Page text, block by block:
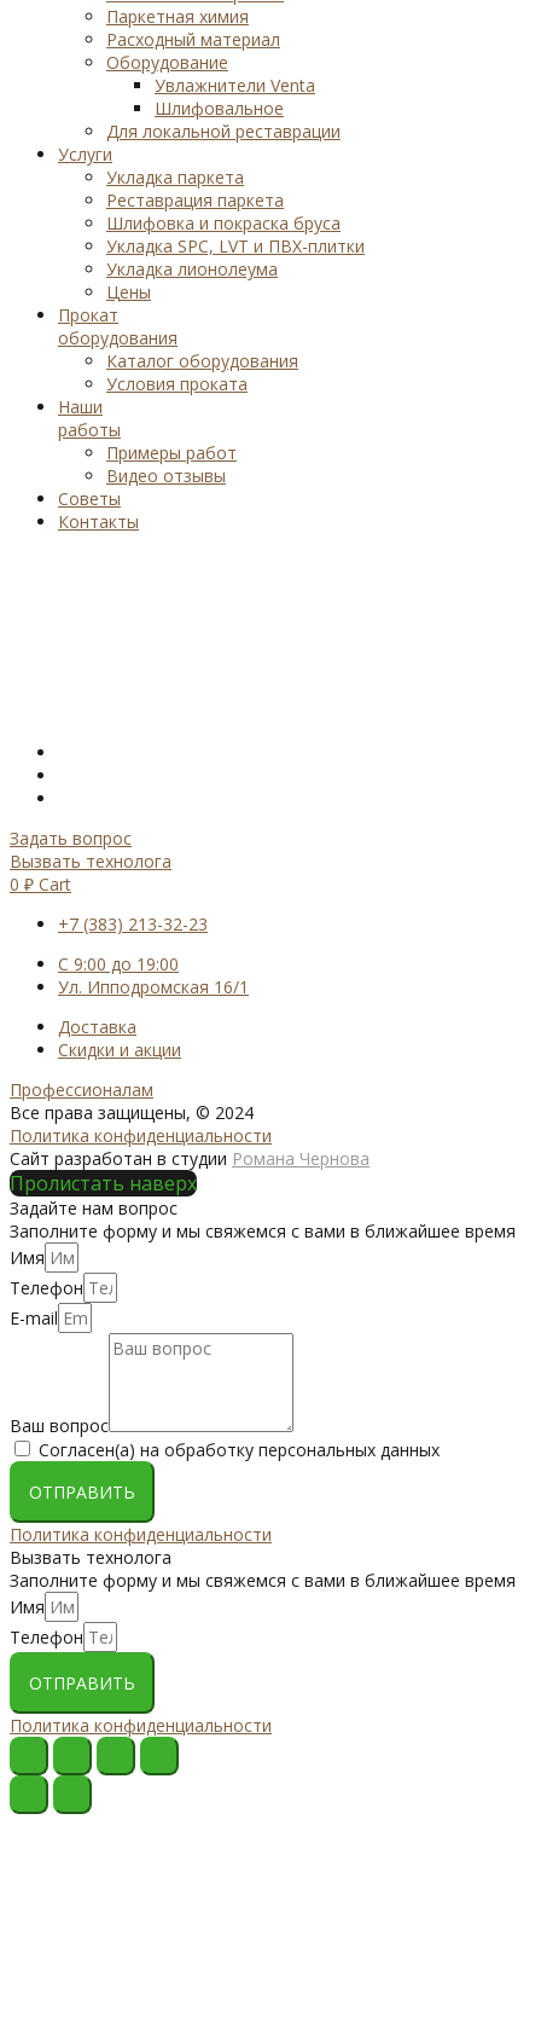
Паркетная химия
Расходный материал
Оборудование
Увлажнители Venta
Шлифовальное
Для локальной реставрации
Услуги
Укладка паркета
Реставрация паркета
Шлифовка и покраска бруса
Укладка SPC, LVT и ПВХ-плитки
Укладка лионолеума
Цены
Прокат
оборудования
Каталог оборудования
Условия проката
Наши
работы
Примеры работ
Видео отзывы
Советы
Контакты
Задать вопрос
Вызвать технолога
0 ₽ Cart
+7 (383) 213-32-23
С 9:00 до 19:00
Ул. Ипподромская 16/1
Доставка
Скидки и акции
Профессионалам
Все права защищены, © 2024
Политика конфиденциальности
Сайт разработан в студии Романа Чернова
Пролистать наверх
Задайте нам вопрос
Заполните форму и мы свяжемся с вами в ближайшее время
Имя
Телефон
E-mail
Ваш вопрос
Согласен(а) на обработку персональных данных
ОТПРАВИТЬ
Политика конфиденциальности
Вызвать технолога
Заполните форму и мы свяжемся с вами в ближайшее время
Имя
Телефон
ОТПРАВИТЬ
Политика конфиденциальности